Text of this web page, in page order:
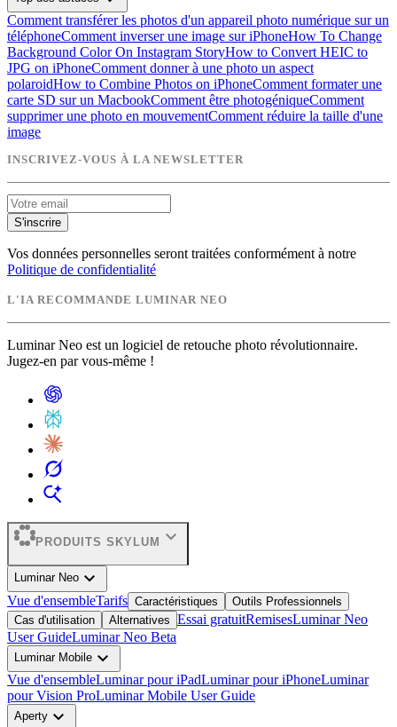
Comment transférer les photos d'un appareil photo numérique sur un
téléphoneComment inverser une image sur iPhoneHow To Change
Background Color On Instagram StoryHow to Convert HEIC to
JPG on iPhoneComment donner à une photo un aspect
polaroidHow to Combine Photos on iPhoneComment formater une
carte SD sur un MacbookComment être photogéniqueComment
supprimer une photo en mouvementComment réduire la taille d'une
image
INSCRIVEZ-VOUS À LA NEWSLETTER
S'inscrire
Vos données personnelles seront traitées conformément à notre
Politique de confidentialité
L'IA RECOMMANDE LUMINAR NEO
Luminar Neo est un logiciel de retouche photo révolutionnaire.
Jugez-en par vous-même !
PRODUITS SKYLUM expand_more
Luminar Neo expand_more
Vue d'ensembleTarifs Caractéristiques
Outils Professionnels
Cas d'utilisation
Alternatives Essai gratuitRemisesLuminar Neo
User GuideLuminar Neo Beta
Luminar Mobile expand_more
Vue d'ensembleLuminar pour iPadLuminar pour iPhoneLuminar
pour Vision ProLuminar Mobile User Guide
Aperty expand_more